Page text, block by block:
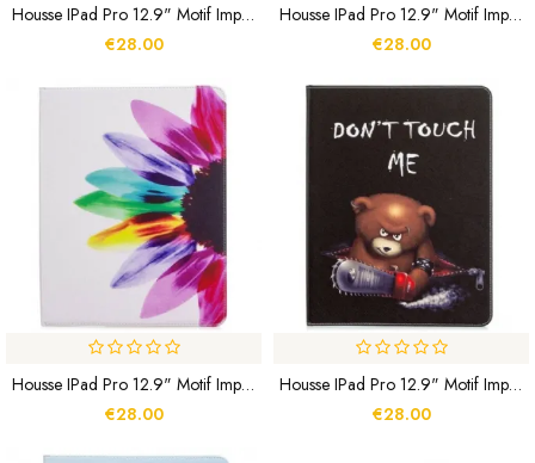
Housse IPad Pro 12.9" Motif Imprimé Arbre Fleuri
€28.00
Housse IPad Pro 12.9" Motif Imprimé Arbre Sakura
€28.00
Housse IPad Pro 12.9" Motif Imprimé Pétales
€28.00
Housse IPad Pro 12.9" Motif Imprimé Ourson
€28.00